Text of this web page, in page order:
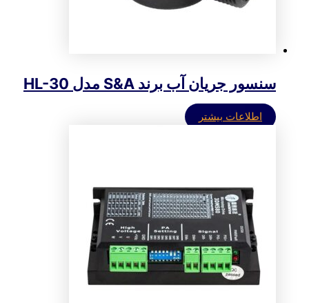
سنسور جریان آب برند S&A مدل HL-30
اطلاعات بیشتر